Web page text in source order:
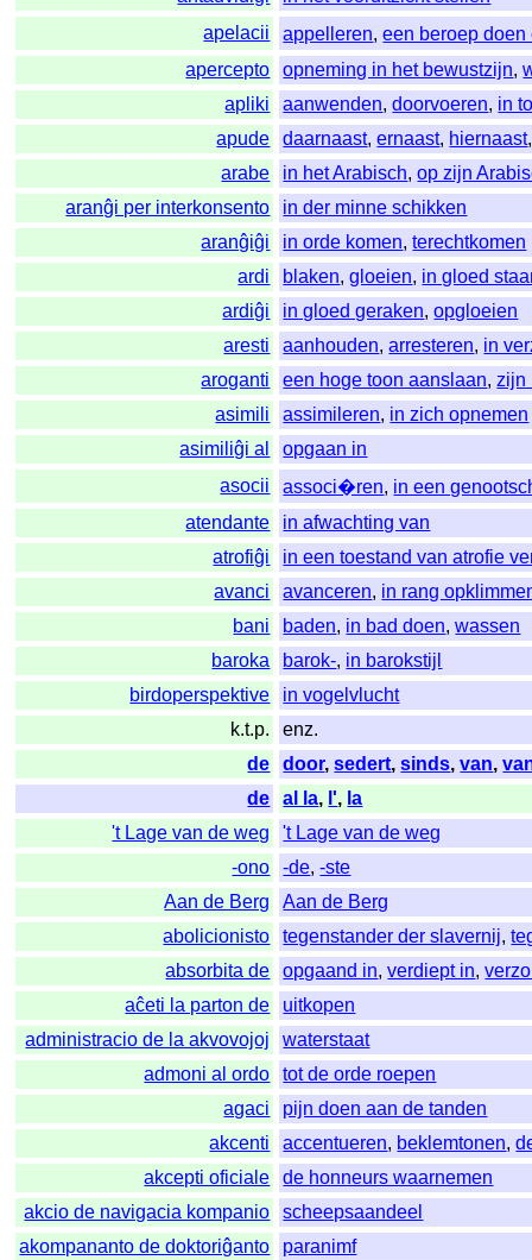
apelacii
appelleren,een beroep doen
apercepto
opneming in het bewustzijn,
apliki
aanwenden,doorvoeren, in
apude
daarnaast,ernaast, hiernaast
arabe
in het Arabisch,op zijn
aranĝi per interkonsento
in der minne schikken
aranĝiĝi
in orde komen,terechtkomen
ardi
blaken,gloeien, in gloed
ardiĝi
in gloed geraken,opgloeien
aresti
aanhouden,arresteren, in
aroganti
een hoge toon aanslaan,zijn
asimili
assimileren, in zich opnemen
asimiliĝi al
opgaan in
asocii
associ�ren, in een
atendante
in afwachting van
atrofiĝi
in een toestand van atrofie
avanci
avanceren, in rang
bani
baden, in bad doen,wassen
baroka
barok-, in barokstijl
birdoperspektive
in vogelvlucht
k.t.p.
enz.
de
door,sedert,sinds,van,
de
al la, l', la
't Lage van de weg
't Lage van de weg
-ono
-de,-ste
Aan de Berg
Aan de Berg
abolicionisto
tegenstander der slavernij,
absorbita de
opgaand in,verdiept in,
aĉeti la parton de
uitkopen
administracio de la akvovojoj
waterstaat
admoni al ordo
tot de orde roepen
agaci
pijn doen aan de tanden
akcenti
accentueren, beklemtonen,
akcepti oficiale
de honneurs waarnemen
akcio de navigacia kompanio
scheepsaandeel
akompananto de doktoriĝanto
paranimf